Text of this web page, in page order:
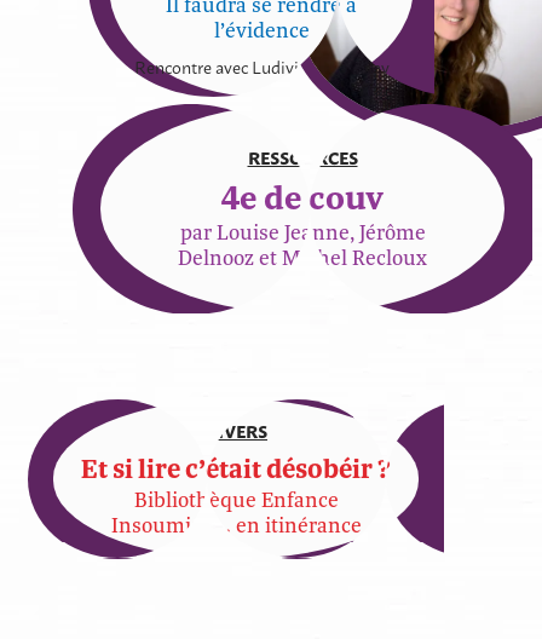
l’évidence
Rencontre avec Ludivine Bantigny
RESSOURCES
4e de couv
par Louise Jeanne, Jérôme
Delnooz et Michel Recloux
DIVERS
Et si lire c’était désobéir ?
Bibliothèque Enfance
Insoumise… en itinérance